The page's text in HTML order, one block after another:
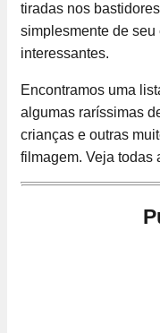
tiradas nos
simplesmente de
interessantes.
Encontramos uma
algumas raríssimas
crianças e outras
filmagem. Veja todas